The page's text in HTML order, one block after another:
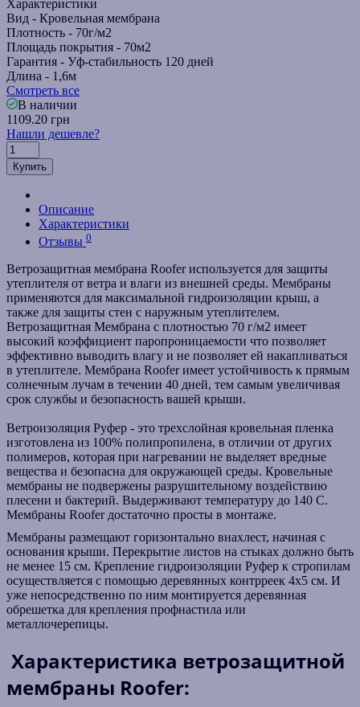
Характеристики
Вид - Кровельная мембрана
Плотность - 70г/м2
Площадь покрытия - 70м2
Гарантия - Уф-стабильность 120 дней
Длина - 1,6м
Смотреть все
В наличии
1109.20 грн
Нашли дешевле?
Купить
Описание
Характеристики
Отзывы 0
Ветрозащитная мембрана Roofer используется для защиты
утеплителя от ветра и влаги из внешней среды. Мембраны
применяются для максимальной гидроизоляции крыш, а
также для защиты стен с наружным утеплителем.
Ветрозащитная Мембрана с плотностью 70 г/м2 имеет
высокий коэффициент паропроницаемости что позволяет
эффективно выводить влагу и не позволяет ей накапливаться
в утеплителе. Мембрана Roofer имеет устойчивость к прямым
солнечным лучам в течении 40 дней, тем самым увеличивая
срок службы и безопасность вашей крыши.
Ветроизоляция Руфер - это трехслойная кровельная пленка
изготовлена из 100% полипропилена, в отличии от других
полимеров, которая при нагревании не выделяет вредные
вещества и безопасна для окружающей среды. Кровельные
мембраны не подвержены разрушительному воздействию
плесени и бактерий. Выдерживают температуру до 140 С.
Мембраны Roofer достаточно просты в монтаже.
Мембраны размещают горизонтально внахлест, начиная с
основания крыши. Перекрытие листов на стыках должно быть
не менее 15 см. Крепление гидроизоляции Руфер к стропилам
осуществляется с помощью деревянных контрреек 4x5 см. И
уже непосредственно по ним монтируется деревянная
обрешетка для крепления профнастила или
металлочерепицы.
Характеристика ветрозащитной
мембраны Roofer: